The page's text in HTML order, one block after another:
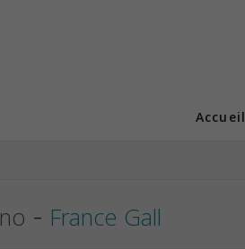
Accueil
- France Gall